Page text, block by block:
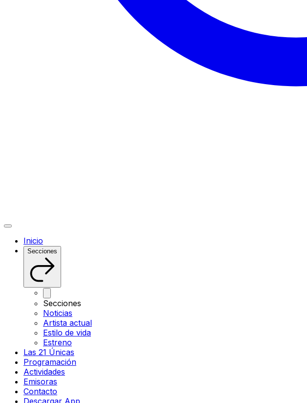
Inicio
Secciones
Secciones
Noticias
Artista actual
Estilo de vida
Estreno
Las 21 Únicas
Programación
Actividades
Emisoras
Contacto
Descargar App